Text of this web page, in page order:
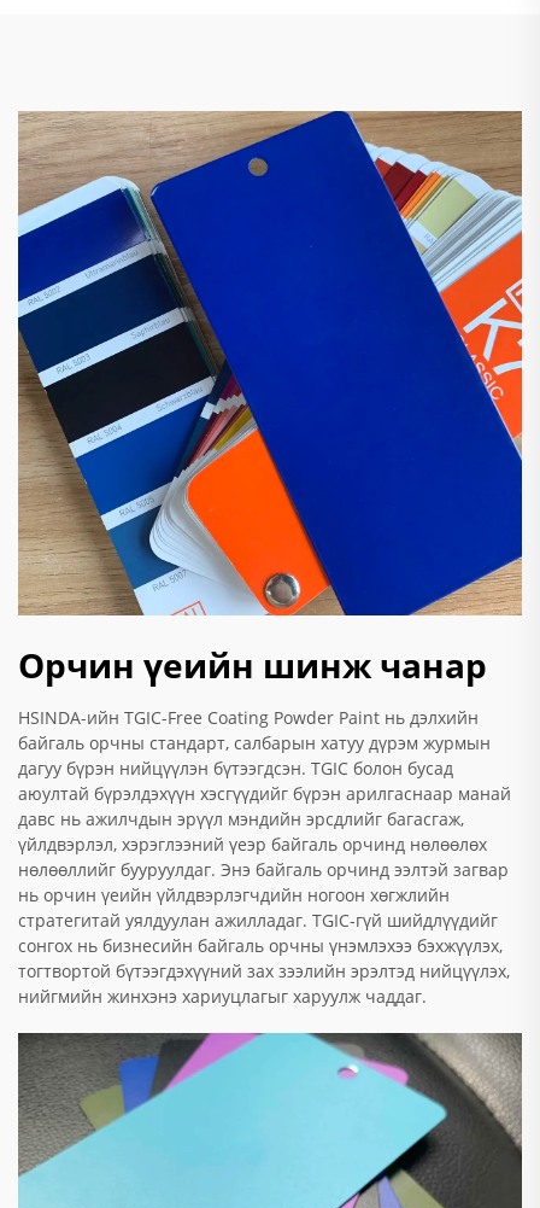
Орчин үеийн шинж чанар
HSINDA-ийн TGIC-Free Coating Powder Paint нь дэлхийн
байгаль орчны стандарт, салбарын хатуу дүрэм журмын
дагуу бүрэн нийцүүлэн бүтээгдсэн. TGIC болон бусад
аюултай бүрэлдэхүүн хэсгүүдийг бүрэн арилгаснаар манай
давс нь ажилчдын эрүүл мэндийн эрсдлийг багасгаж,
үйлдвэрлэл, хэрэглээний үеэр байгаль орчинд нөлөөлөх
нөлөөллийг бууруулдаг. Энэ байгаль орчинд ээлтэй загвар
нь орчин үеийн үйлдвэрлэгчдийн ногоон хөгжлийн
стратегитай уялдуулан ажилладаг. TGIC-гүй шийдлүүдийг
сонгох нь бизнесийн байгаль орчны үнэмлэхээ бэхжүүлэх,
тогтвортой бүтээгдэхүүний зах зээлийн эрэлтэд нийцүүлэх,
нийгмийн жинхэнэ хариуцлагыг харуулж чаддаг.